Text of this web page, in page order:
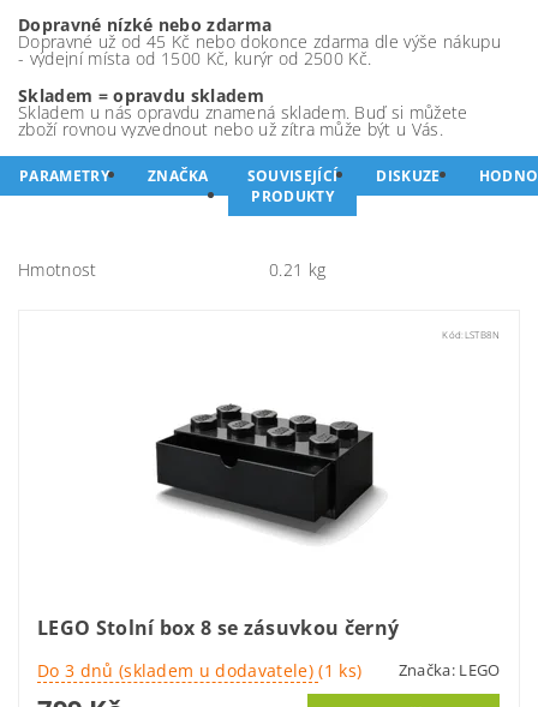
Dopravné nízké nebo zdarma
Dopravné už od 45 Kč nebo dokonce zdarma dle výše nákupu
- výdejní místa od 1500 Kč, kurýr od 2500 Kč.
Skladem = opravdu skladem
Skladem u nás opravdu znamená skladem. Buď si můžete
zboží rovnou vyzvednout nebo už zítra může být u Vás.
PARAMETRY ZNAČKA
SOUVISEJÍCÍ
PRODUKTY
DISKUZE
Hmotnost 0.21 kg
Kód: LSTB8N
LEGO Stolní box 8 se zásuvkou černý
Do 3 dnů (skladem u dodavatele)(1 ks) Značka: LEGO